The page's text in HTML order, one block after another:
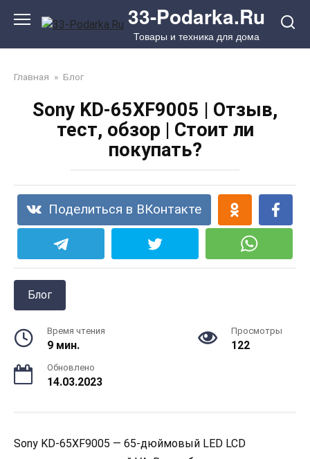
33-Podarka.Ru
Товары и техника для дома
Главная » Блог
Sony KD-65XF9005 | Отзыв,
тест, обзор | Стоит ли
покупать?
Поделиться в ВКонтакте
Блог
Время чтения
9 мин.
Просмотры
122
Обновлено
14.03.2023
Sony KD-65XF9005 — 65-дюймовый LED LCD